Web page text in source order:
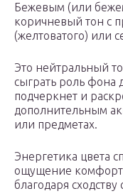
Бежевым (или
коричневый тон с
(желтоватого) или
Это нейтральный
сыграть роль фона
подчеркнет и
дополнительным
или предметах.
Энергетика цвета
ощущение
благодаря